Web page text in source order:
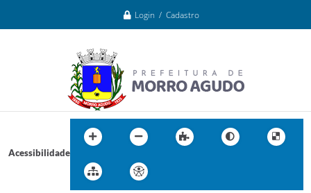
Login / Cadastro
Acessibilidade